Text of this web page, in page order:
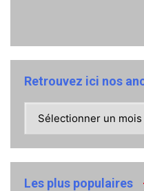
Retrouvez ici nos
anciennes
publications
Les plus populaires